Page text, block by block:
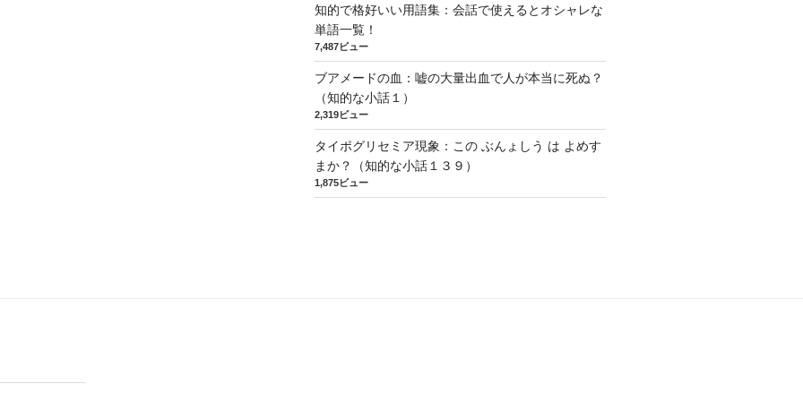
知的で格好いい用語集：会話で使えるとオシャレな
単語一覧！
7,487ビュー
ブアメードの血：嘘の大量出血で人が本当に死ぬ？
（知的な小話１）
2,319ビュー
タイポグリセミア現象：この ぶんょしう は よめす
まか？（知的な小話１３９）
1,875ビュー